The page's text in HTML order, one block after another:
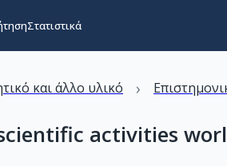
Στατιστικά
και άλλο υλικό ›
activities